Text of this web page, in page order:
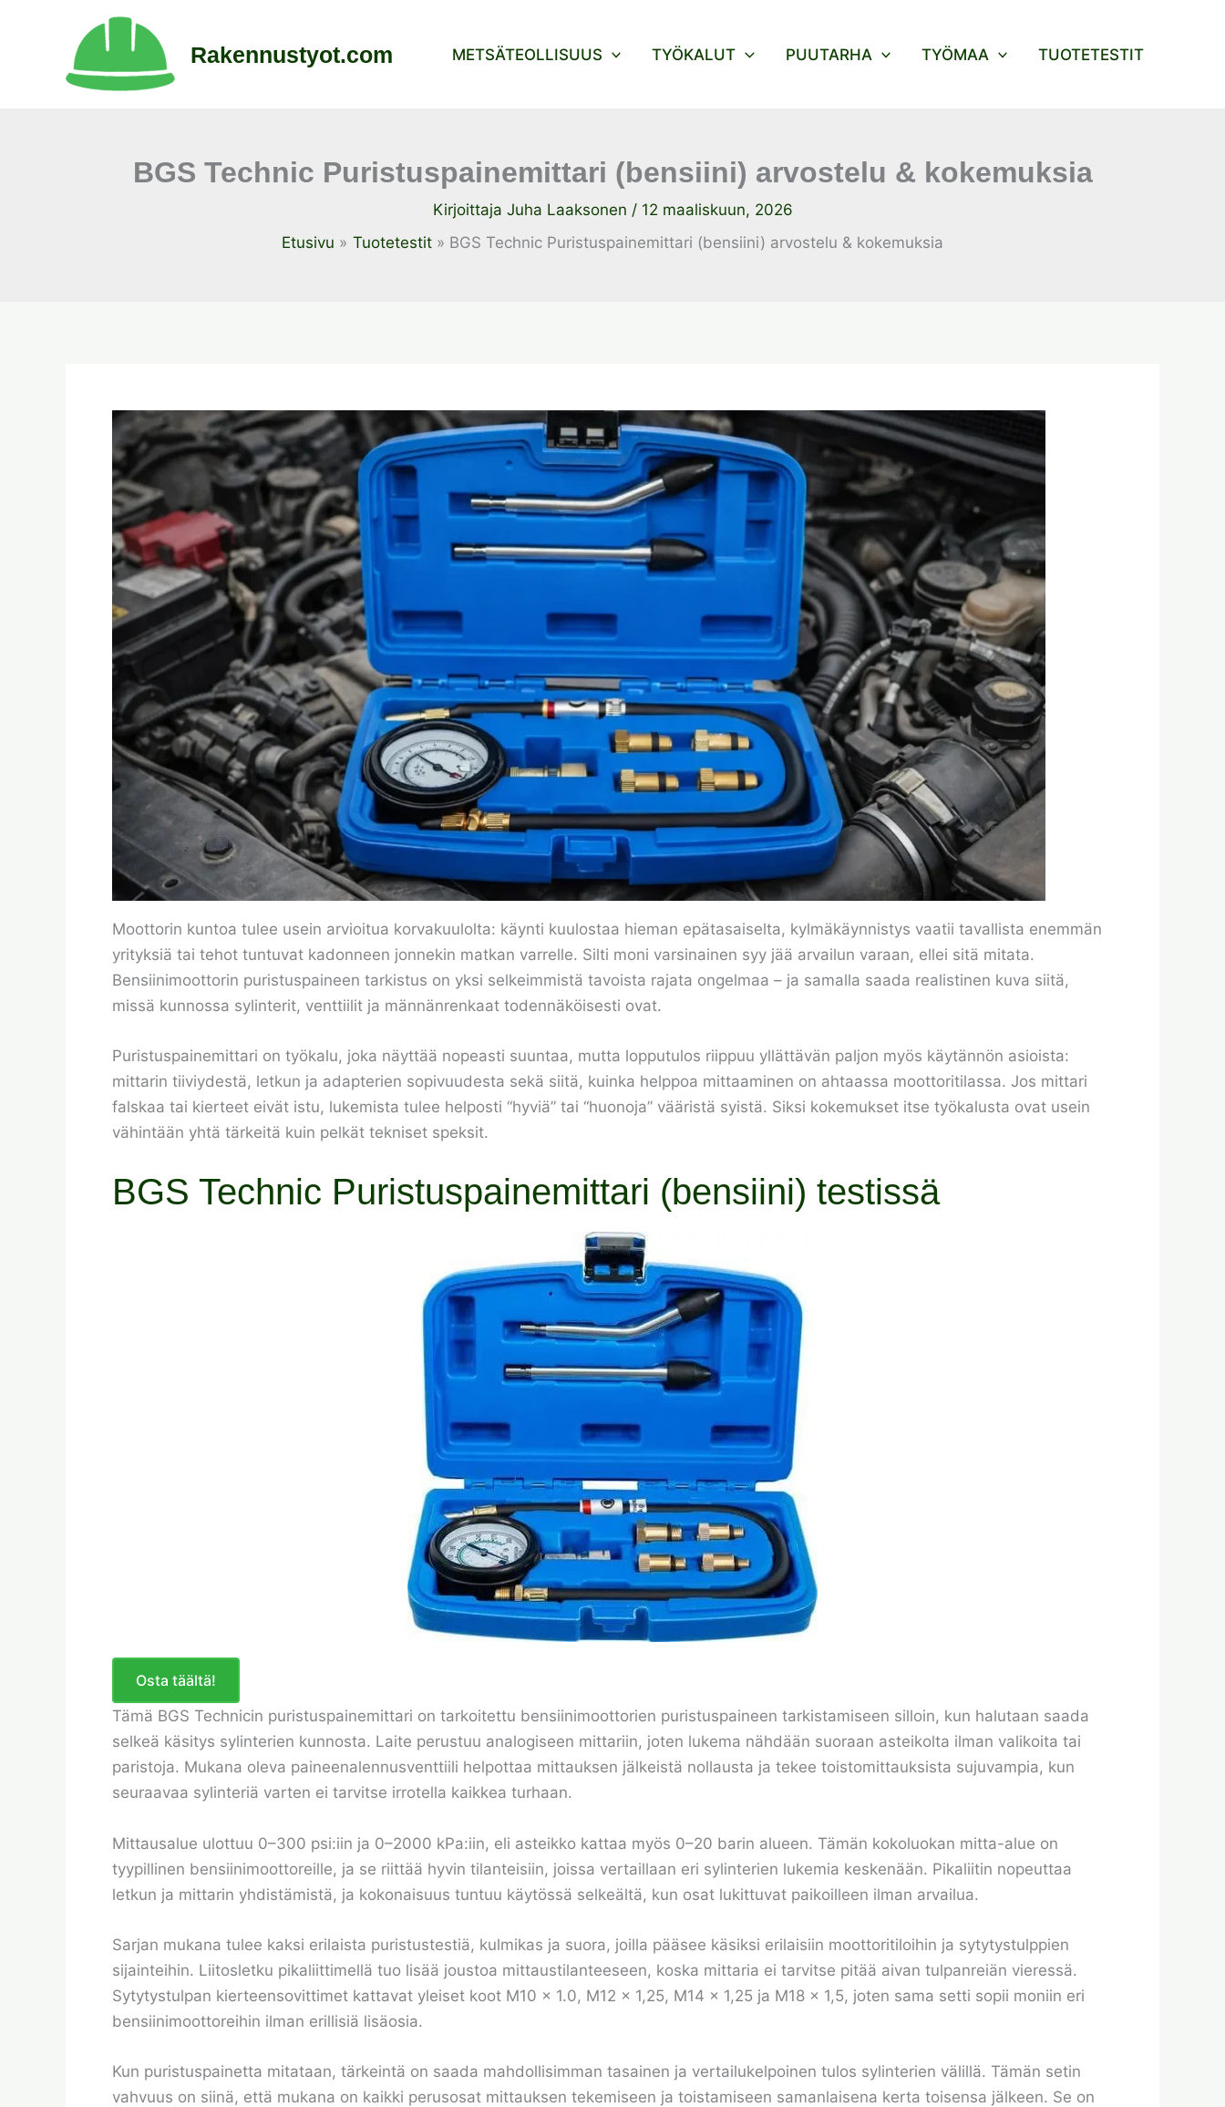
Rakennustyot.com METSÄTEOLLISUUS TYÖKALUT PUUTARHA TYÖMAA TUOTETESTIT
BGS Technic Puristuspainemittari (bensiini) arvostelu & kokemuksia
Kirjoittaja Juha Laaksonen / 12 maaliskuun, 2026
Etusivu
Tuotetestit BGS Technic Puristuspainemittari (bensiini) arvostelu & kokemuksia
Moottorin kuntoa tulee usein arvioitua korvakuulolta: käynti kuulostaa hieman epätasaiselta, kylmäkäynnistys vaatii tavallista enemmän
yrityksiä tai tehot tuntuvat kadonneen jonnekin matkan varrelle. Silti moni varsinainen syy jää arvailun varaan, ellei sitä mitata.
Bensiinimoottorin puristuspaineen tarkistus on yksi selkeimmistä tavoista rajata ongelmaa – ja samalla saada realistinen kuva siitä,
missä kunnossa sylinterit, venttiilit ja männänrenkaat todennäköisesti ovat.
Puristuspainemittari on työkalu, joka näyttää nopeasti suuntaa, mutta lopputulos riippuu yllättävän paljon myös käytännön asioista:
mittarin tiiviydestä, letkun ja adapterien sopivuudesta sekä siitä, kuinka helppoa mittaaminen on ahtaassa moottoritilassa. Jos mittari
falskaa tai kierteet eivät istu, lukemista tulee helposti “hyviä” tai “huonoja” vääristä syistä. Siksi kokemukset itse työkalusta ovat usein
vähintään yhtä tärkeitä kuin pelkät tekniset speksit.
BGS Technic Puristuspainemittari (bensiini) testissä
Osta täältä!
Tämä BGS Technicin puristuspainemittari on tarkoitettu bensiinimoottorien puristuspaineen tarkistamiseen silloin, kun halutaan saada
selkeä käsitys sylinterien kunnosta. Laite perustuu analogiseen mittariin, joten lukema nähdään suoraan asteikolta ilman valikoita tai
paristoja. Mukana oleva paineenalennusventtiili helpottaa mittauksen jälkeistä nollausta ja tekee toistomittauksista sujuvampia, kun
seuraavaa sylinteriä varten ei tarvitse irrotella kaikkea turhaan.
Mittausalue ulottuu 0–300 psi:iin ja 0–2000 kPa:iin, eli asteikko kattaa myös 0–20 barin alueen. Tämän kokoluokan mitta-alue on
tyypillinen bensiinimoottoreille, ja se riittää hyvin tilanteisiin, joissa vertaillaan eri sylinterien lukemia keskenään. Pikaliitin nopeuttaa
letkun ja mittarin yhdistämistä, ja kokonaisuus tuntuu käytössä selkeältä, kun osat lukittuvat paikoilleen ilman arvailua.
Sarjan mukana tulee kaksi erilaista puristustestiä, kulmikas ja suora, joilla pääsee käsiksi erilaisiin moottoritiloihin ja sytytystulppien
sijainteihin. Liitosletku pikaliittimellä tuo lisää joustoa mittaustilanteeseen, koska mittaria ei tarvitse pitää aivan tulpanreiän vieressä.
Sytytystulpan kierteensovittimet kattavat yleiset koot M10 x 1.0, M12 x 1,25, M14 x 1,25 ja M18 x 1,5, joten sama setti sopii moniin eri
bensiinimoottoreihin ilman erillisiä lisäosia.
Kun puristuspainetta mitataan, tärkeintä on saada mahdollisimman tasainen ja vertailukelpoinen tulos sylinterien välillä. Tämän setin
vahvuus on siinä, että mukana on kaikki perusosat mittauksen tekemiseen ja toistamiseen samanlaisena kerta toisensa jälkeen. Se on